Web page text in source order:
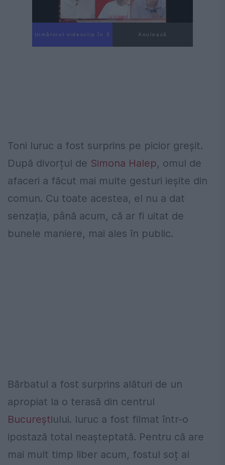
Următorul videoclip în 4 Anulează
Toni Iuruc a fost surprins pe picior greșit.
După divorțul de Simona Halep, omul de
afaceri a făcut mai multe gesturi ieșite din
comun. Cu toate acestea, el nu a dat
senzația, până acum, că ar fi uitat de
bunele maniere, mai ales în public.
Bărbatul a fost surprins alături de un
apropiat la o terasă din centrul
Bucureștiului. Iuruc a fost filmat într-o
ipostază total neașteptată. Pentru că are
mai mult timp liber acum, fostul soț al